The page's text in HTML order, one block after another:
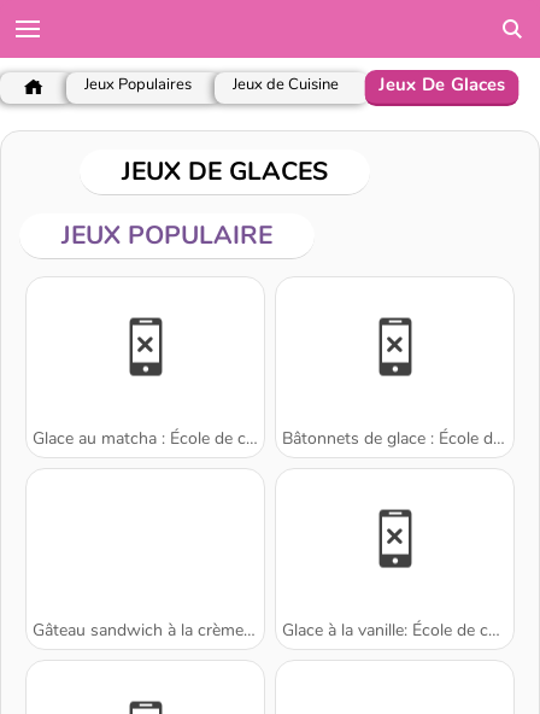
Jeux Populaires Jeux de Cuisine Jeux De Glaces
JEUX DE GLACES
JEUX POPULAIRE
Glace au matcha : École de cuisine de Sara Bâtonnets de glace : École de Sara
Gâteau sandwich à la crème glacée Glace à la vanille: École de cuisine de Sara